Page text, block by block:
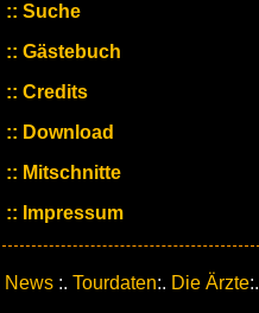
Suche
Gästebuch
Credits
Download
Mitschnitte
Impressum
News :. Tourdaten:. Die Ärzte:.